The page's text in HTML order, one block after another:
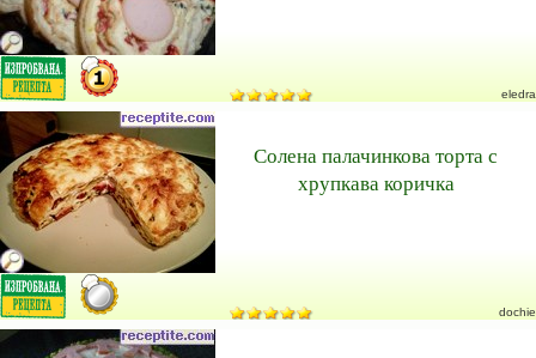
eledra
Солена палачинкова торта с
хрупкава коричка
dochie